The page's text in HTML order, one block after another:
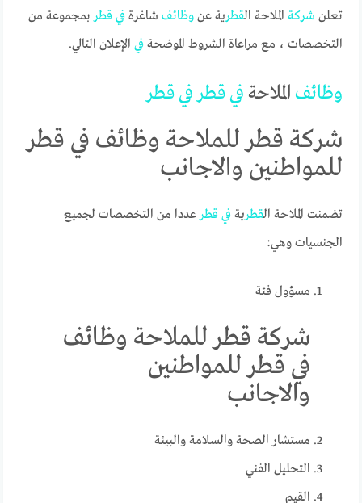
تعلن شركة الملاحة القطرية عنوظائف شاغرةفي قطربمجموعة من
التخصصات ، مع مراعاة الشروط الموضحةفي الإعلان التالي.
وظائف الملاحة فيقطر فيقطر
شركة قطر للملاحة وظائف في قطر
للمواطنين والاجانب
تضمنت الملاحة القطريةفي قطر عددا من التخصصات لجميع
الجنسيات وهي:
مسؤول فئة
شركة قطر للملاحة وظائف
في قطر للمواطنين
والاجانب
مستشار الصحة والسلامة والبيئة
التحليل الفني
القيم